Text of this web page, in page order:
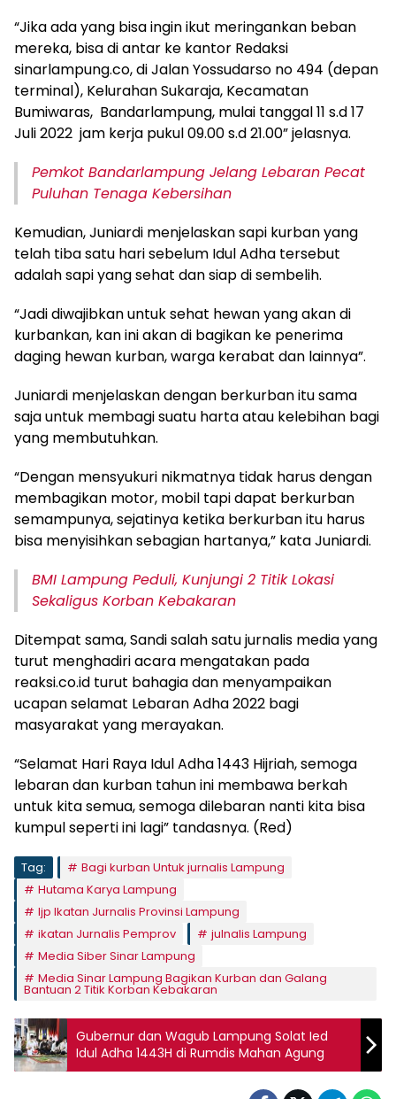
“Jika ada yang bisa ingin ikut meringankan beban
mereka, bisa di antar ke kantor Redaksi
sinarlampung.co, di Jalan Yossudarso no 494 (depan
terminal), Kelurahan Sukaraja, Kecamatan
Bumiwaras, Bandarlampung, mulai tanggal 11 s.d 17
Juli 2022 jam kerja pukul 09.00 s.d 21.00” jelasnya.
Pemkot Bandarlampung Jelang Lebaran Pecat
Puluhan Tenaga Kebersihan
Kemudian, Juniardi menjelaskan sapi kurban yang
telah tiba satu hari sebelum Idul Adha tersebut
adalah sapi yang sehat dan siap di sembelih.
“Jadi diwajibkan untuk sehat hewan yang akan di
kurbankan, kan ini akan di bagikan ke penerima
daging hewan kurban, warga kerabat dan lainnya”.
Juniardi menjelaskan dengan berkurban itu sama
saja untuk membagi suatu harta atau kelebihan bagi
yang membutuhkan.
“Dengan mensyukuri nikmatnya tidak harus dengan
membagikan motor, mobil tapi dapat berkurban
semampunya, sejatinya ketika berkurban itu harus
bisa menyisihkan sebagian hartanya,” kata Juniardi.
BMI Lampung Peduli, Kunjungi 2 Titik Lokasi
Sekaligus Korban Kebakaran
Ditempat sama, Sandi salah satu jurnalis media yang
turut menghadiri acara mengatakan pada
reaksi.co.id turut bahagia dan menyampaikan
ucapan selamat Lebaran Adha 2022 bagi
masyarakat yang merayakan.
“Selamat Hari Raya Idul Adha 1443 Hijriah, semoga
lebaran dan kurban tahun ini membawa berkah
untuk kita semua, semoga dilebaran nanti kita bisa
kumpul seperti ini lagi” tandasnya. (Red)
Tag:
Bagi kurban Untuk jurnalis Lampung
Hutama Karya Lampung
Ijp Ikatan Jurnalis Provinsi Lampung
ikatan Jurnalis Pemprov
julnalis Lampung
Media Siber Sinar Lampung
Media Sinar Lampung Bagikan Kurban dan Galang
Bantuan 2 Titik Korban Kebakaran
Gubernur dan Wagub Lampung Solat Ied
Idul Adha 1443H di Rumdis Mahan Agung